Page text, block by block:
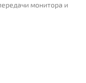
монитора и